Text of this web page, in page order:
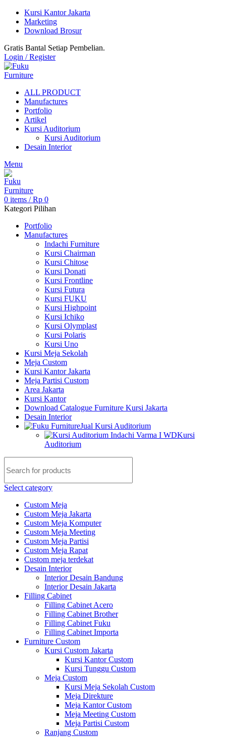
Kursi Kantor Jakarta
Marketing
Download Brosur
Gratis Bantal Setiap Pembelian.
Login / Register
ALL PRODUCT
Manufactures
Portfolio
Artikel
Kursi Auditorium
Kursi Auditorium
Desain Interior
Menu
0 items / Rp 0
Kategori Pilihan
Portfolio
Manufactures
Indachi Furniture
Kursi Chairman
Kursi Chitose
Kursi Donati
Kursi Frontline
Kursi Futura
Kursi FUKU
Kursi Highpoint
Kursi Ichiko
Kursi Olymplast
Kursi Polaris
Kursi Uno
Kursi Meja Sekolah
Meja Custom
Kursi Kantor Jakarta
Meja Partisi Custom
Area Jakarta
Kursi Kantor
Download Catalogue Furniture Kursi Jakarta
Desain Interior
Jual Kursi Auditorium
Kursi
Auditorium
Select category
Custom Meja
Custom Meja Jakarta
Custom Meja Komputer
Custom Meja Meeting
Custom Meja Partisi
Custom Meja Rapat
Custom meja terdekat
Desain Interior
Interior Desain Bandung
Interior Desain Jakarta
Filling Cabinet
Filling Cabinet Acero
Filling Cabinet Brother
Filling Cabinet Fuku
Filling Cabinet Importa
Furniture Custom
Kursi Custom Jakarta
Kursi Kantor Custom
Kursi Tunggu Custom
Meja Custom
Kursi Meja Sekolah Custom
Meja Direkture
Meja Kantor Custom
Meja Meeting Custom
Meja Partisi Custom
Ranjang Custom